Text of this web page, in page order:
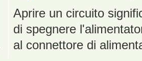
Aprire un circuito
di spegnere
al connettore di